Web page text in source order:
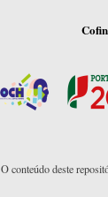
O conteúdo deste